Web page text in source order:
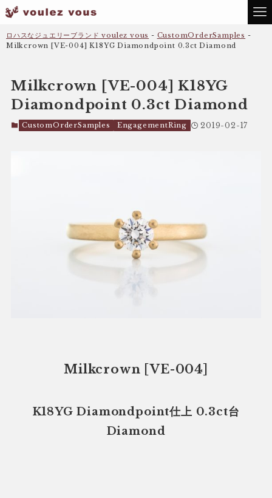
ロハスなジュエリーブランド voulez vous - CustomOrderSamples -
Milkcrown [VE-004] K18YG Diamondpoint 0.3ct Diamond
Milkcrown [VE-004] K18YG
Diamondpoint 0.3ct Diamond
CustomOrderSamples EngagementRing 2019-02-17
Milkcrown [VE-004]
K18YG Diamondpoint仕上 0.3ct台
Diamond